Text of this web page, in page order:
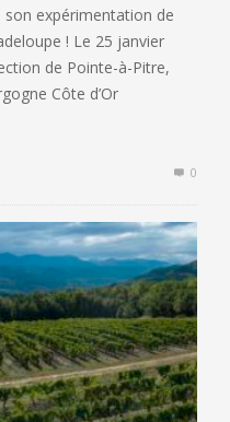
expérimentation de
! Le 25 janvier
de Pointe-à-Pitre,
Côte d’Or
0